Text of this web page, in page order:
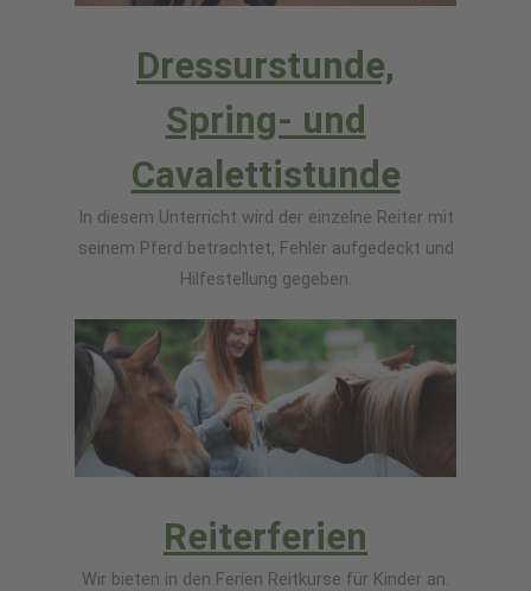
Dressurstunde,
Spring- und
Cavalettistunde
​In diesem Unterricht wird der einzelne Reiter mit
seinem Pferd betrachtet, Fehler aufgedeckt und
Hilfestellung gegeben.
Reiterferien
Wir bieten in den Ferien Reitkurse für Kinder an.